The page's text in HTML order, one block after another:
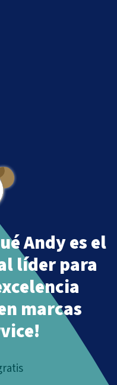
by Intowin following
Andy es el
líder para
marcas